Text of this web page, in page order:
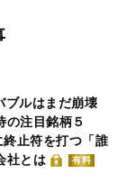
ブルはまだ崩壊
注目銘柄５
止符を打つ「誰
社とは
有料